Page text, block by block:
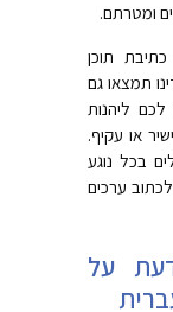
ומטרתם.
תוכן
תמצאו גם
ליהנות
או עקיף.
בכל נוגע
ערכים
על